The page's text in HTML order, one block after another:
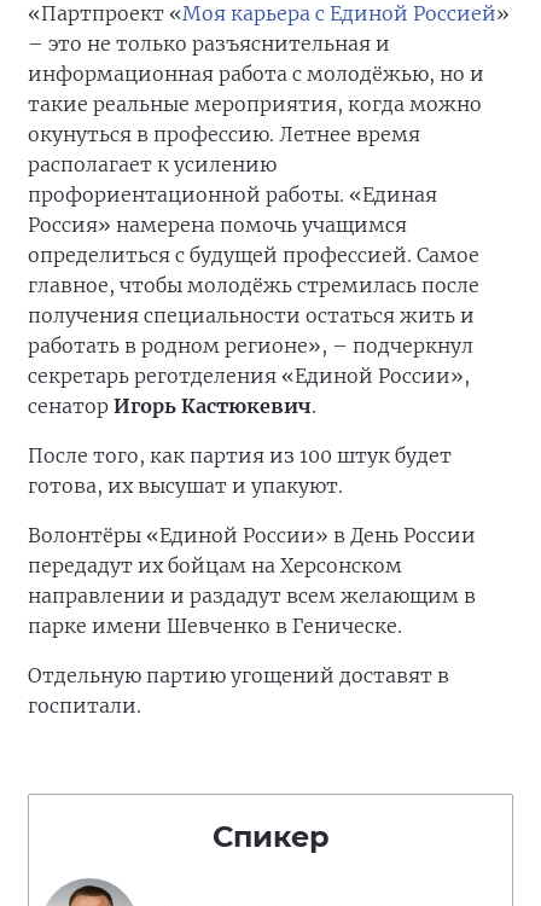
«Партпроект «Моя карьера с Единой Россией»
– это не только разъяснительная и
информационная работа с молодёжью, но и
такие реальные мероприятия, когда можно
окунуться в профессию. Летнее время
располагает к усилению
профориентационной работы. «Единая
Россия» намерена помочь учащимся
определиться с будущей профессией. Самое
главное, чтобы молодёжь стремилась после
получения специальности остаться жить и
работать в родном регионе», – подчеркнул
секретарь реготделения «Единой России»,
сенатор Игорь Кастюкевич.
После того, как партия из 100 штук будет
готова, их высушат и упакуют.
Волонтёры «Единой России» в День России
передадут их бойцам на Херсонском
направлении и раздадут всем желающим в
парке имени Шевченко в Геническе.
Отдельную партию угощений доставят в
госпитали.
Спикер